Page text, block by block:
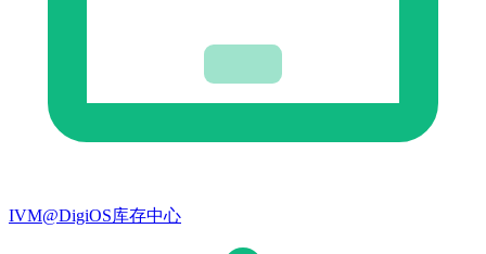
IVM@DigiOS库存中心